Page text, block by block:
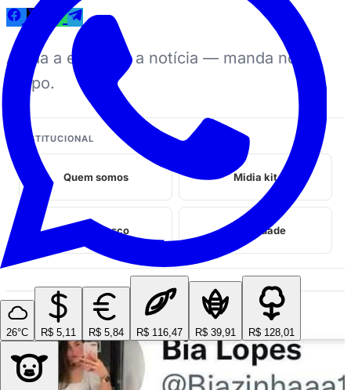
26°C R$ 5,11 R$ 5,84 R$ 116,47 R$ 39,91 R$ 128,01
Ajuda a espalhar a notícia — manda no
grupo.
INSTITUCIONAL
Quem somos Midia kit
Fale conosco Privacidade
Perrengues relacionados